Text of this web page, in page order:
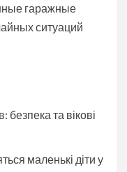
гаражные
ситуаций
безпека та вікові
маленькі діти у